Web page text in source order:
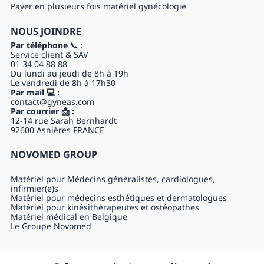
2007/47/CE
Payer en plusieurs fois matériel gynécologie
NOUS JOINDRE
Par téléphone📞 :
Service client & SAV
01 34 04 88 88
Du lundi au jeudi de 8h à 19h
Le vendredi de 8h à 17h30
Par mail 💻 :
contact@gyneas.com
Par courrier 📩 :
12-14 rue Sarah Bernhardt
92600 Asnières FRANCE
NOVOMED GROUP
Matériel pour Médecins généralistes, cardiologues,
infirmier(e)s
Matériel pour médecins esthétiques et dermatologues
Matériel pour kinésithérapeutes et ostéopathes
Matériel médical en Belgique
Le Groupe Novomed